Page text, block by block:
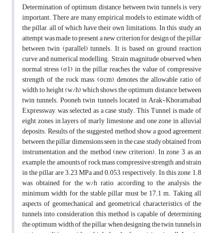
Determination of optimum distance between twin tunnels is very
important. There are many empirical models to estimate width of
the pillar, all of which have their own limitations. In this study an
attempt was made to present a new criterion for design of the pillar
between twin (parallel) tunnels. It is based on ground reaction
curve and numerical modelling. Strain magnitude observed when
normal stress (σ1) in the pillar reaches the value of compressive
strength of the rock mass (σcm), denotes the allowable ratio of
width to height (w/h) which shows the optimum distance between
twin tunnels. Pooneh twin tunnels located in Arak-Khoramabad
Expressway, was selected as a case study. This Tunnel is made of
eight zones in layers of marly limestone and one zone in alluvial
deposits. Results of the suggested method show a good agreement
between the pillar dimensions seen in the case study obtained from
instrumentation and the method (new criterion). In zone 3, as an
example, the amounts of rock mass compressive strength and strain
in the pillar are 3.23 MPa and 0.053, respectively. In this zone, 1.8
was obtained for the w/h ratio, according to the analysis the
minimum width for the stable pillar must be 17.1 m. Taking all
aspects of geomechanical and geometrical characteristics of the
tunnels into consideration, this method is capable of determining
the optimum width of the pillar when designing the twin tunnels in